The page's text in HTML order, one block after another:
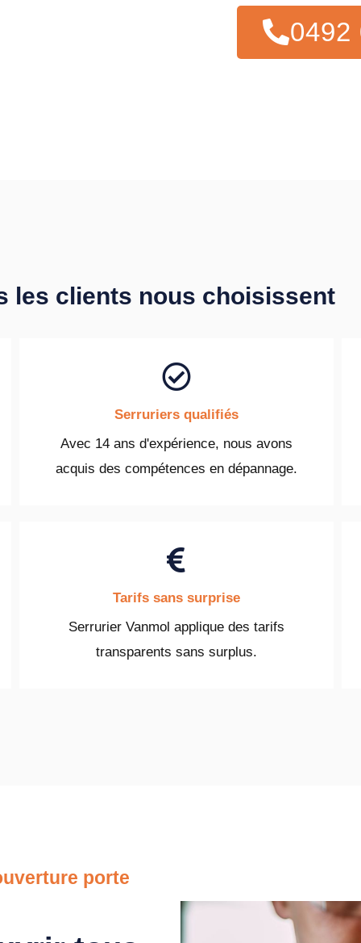
0492
les clients nous choisissent
Serruriers qualifiés
Avec 14 ans d'expérience, nous avons
acquis des compétences en dépannage.
Tarifs sans surprise
Serrurier Vanmol applique des tarifs
transparents sans surplus.
porte